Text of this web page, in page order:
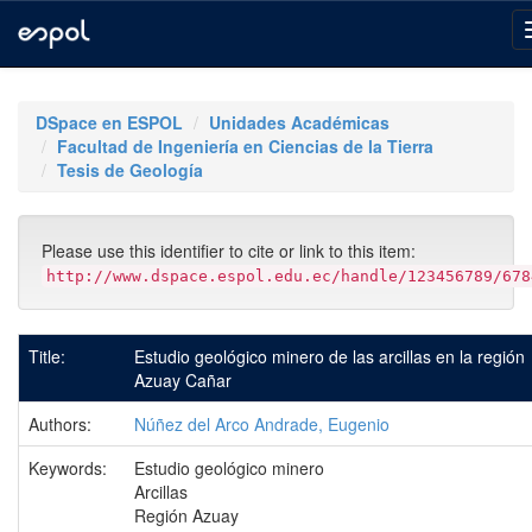
navigationDSpace en ESPOL
Unidades Académicas
Facultad de Ingeniería en Ciencias de la Tierra
Tesis de Geología
Please use this identifier to cite or link to this item:
http://www.dspace.espol.edu.ec/handle/123456789/
Title:
Estudio geológico minero de las arcillas en la región
Azuay Cañar
Authors:
Núñez del Arco Andrade, Eugenio
Keywords:
Estudio geológico minero
Arcillas
Región Azuay